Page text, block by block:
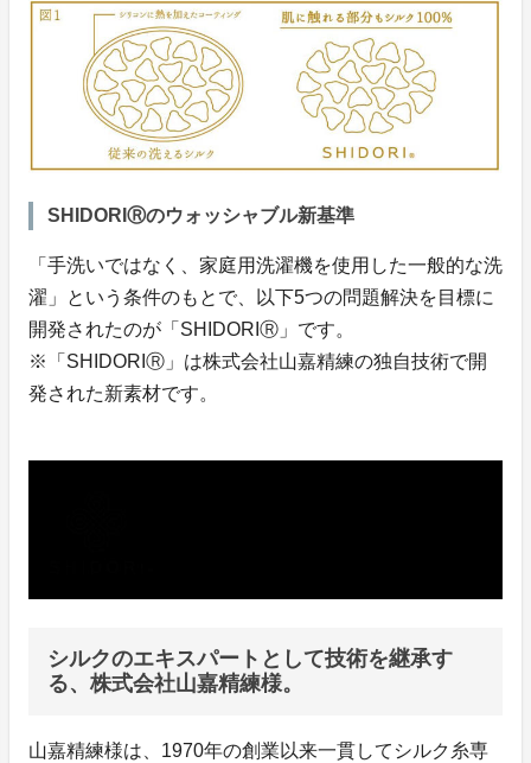
SHIDORIⓇのウォッシャブル新基準
「手洗いではなく、家庭用洗濯機を使用した一般的な洗
濯」という条件のもとで、以下5つの問題解決を目標に
開発されたのが「SHIDORIⓇ」です。
※「SHIDORIⓇ」は株式会社山嘉精練の独自技術で開
発された新素材です。
シルクのエキスパートとして技術を継承す
る、株式会社山嘉精練様。
山嘉精練様は、1970年の創業以来一貫してシルク糸専